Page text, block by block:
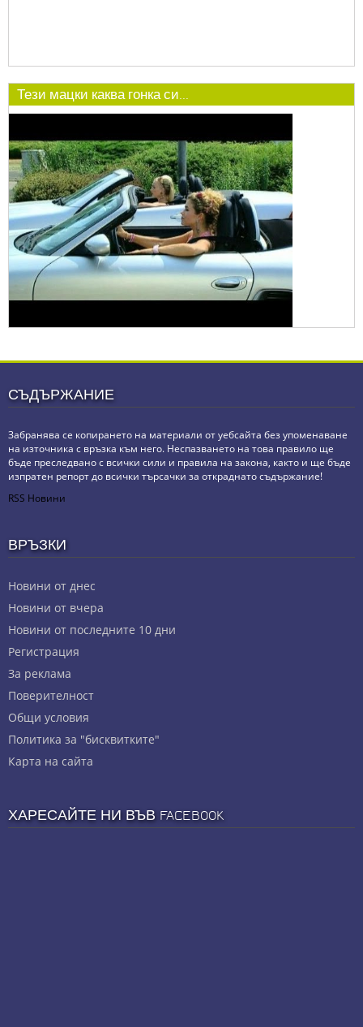
Тези мацки каква гонка си...
СЪДЪРЖАНИЕ
Забранява се копирането на материали от уебсайта без упоменаване
на източника с връзка към него. Неспазването на това правило ще
бъде преследвано с всички сили и правила на закона, както и ще бъде
изпратен репорт до всички търсачки за откраднато съдържание!
RSS Новини
ВРЪЗКИ
Новини от днес
Новини от вчера
Новини от последните 10 дни
Регистрация
За реклама
Πoвepитeлнocт
Общи условия
Политика за "бисквитките"
Карта на сайта
ХАРЕСАЙТЕ НИ ВЪВ FACEBOOK